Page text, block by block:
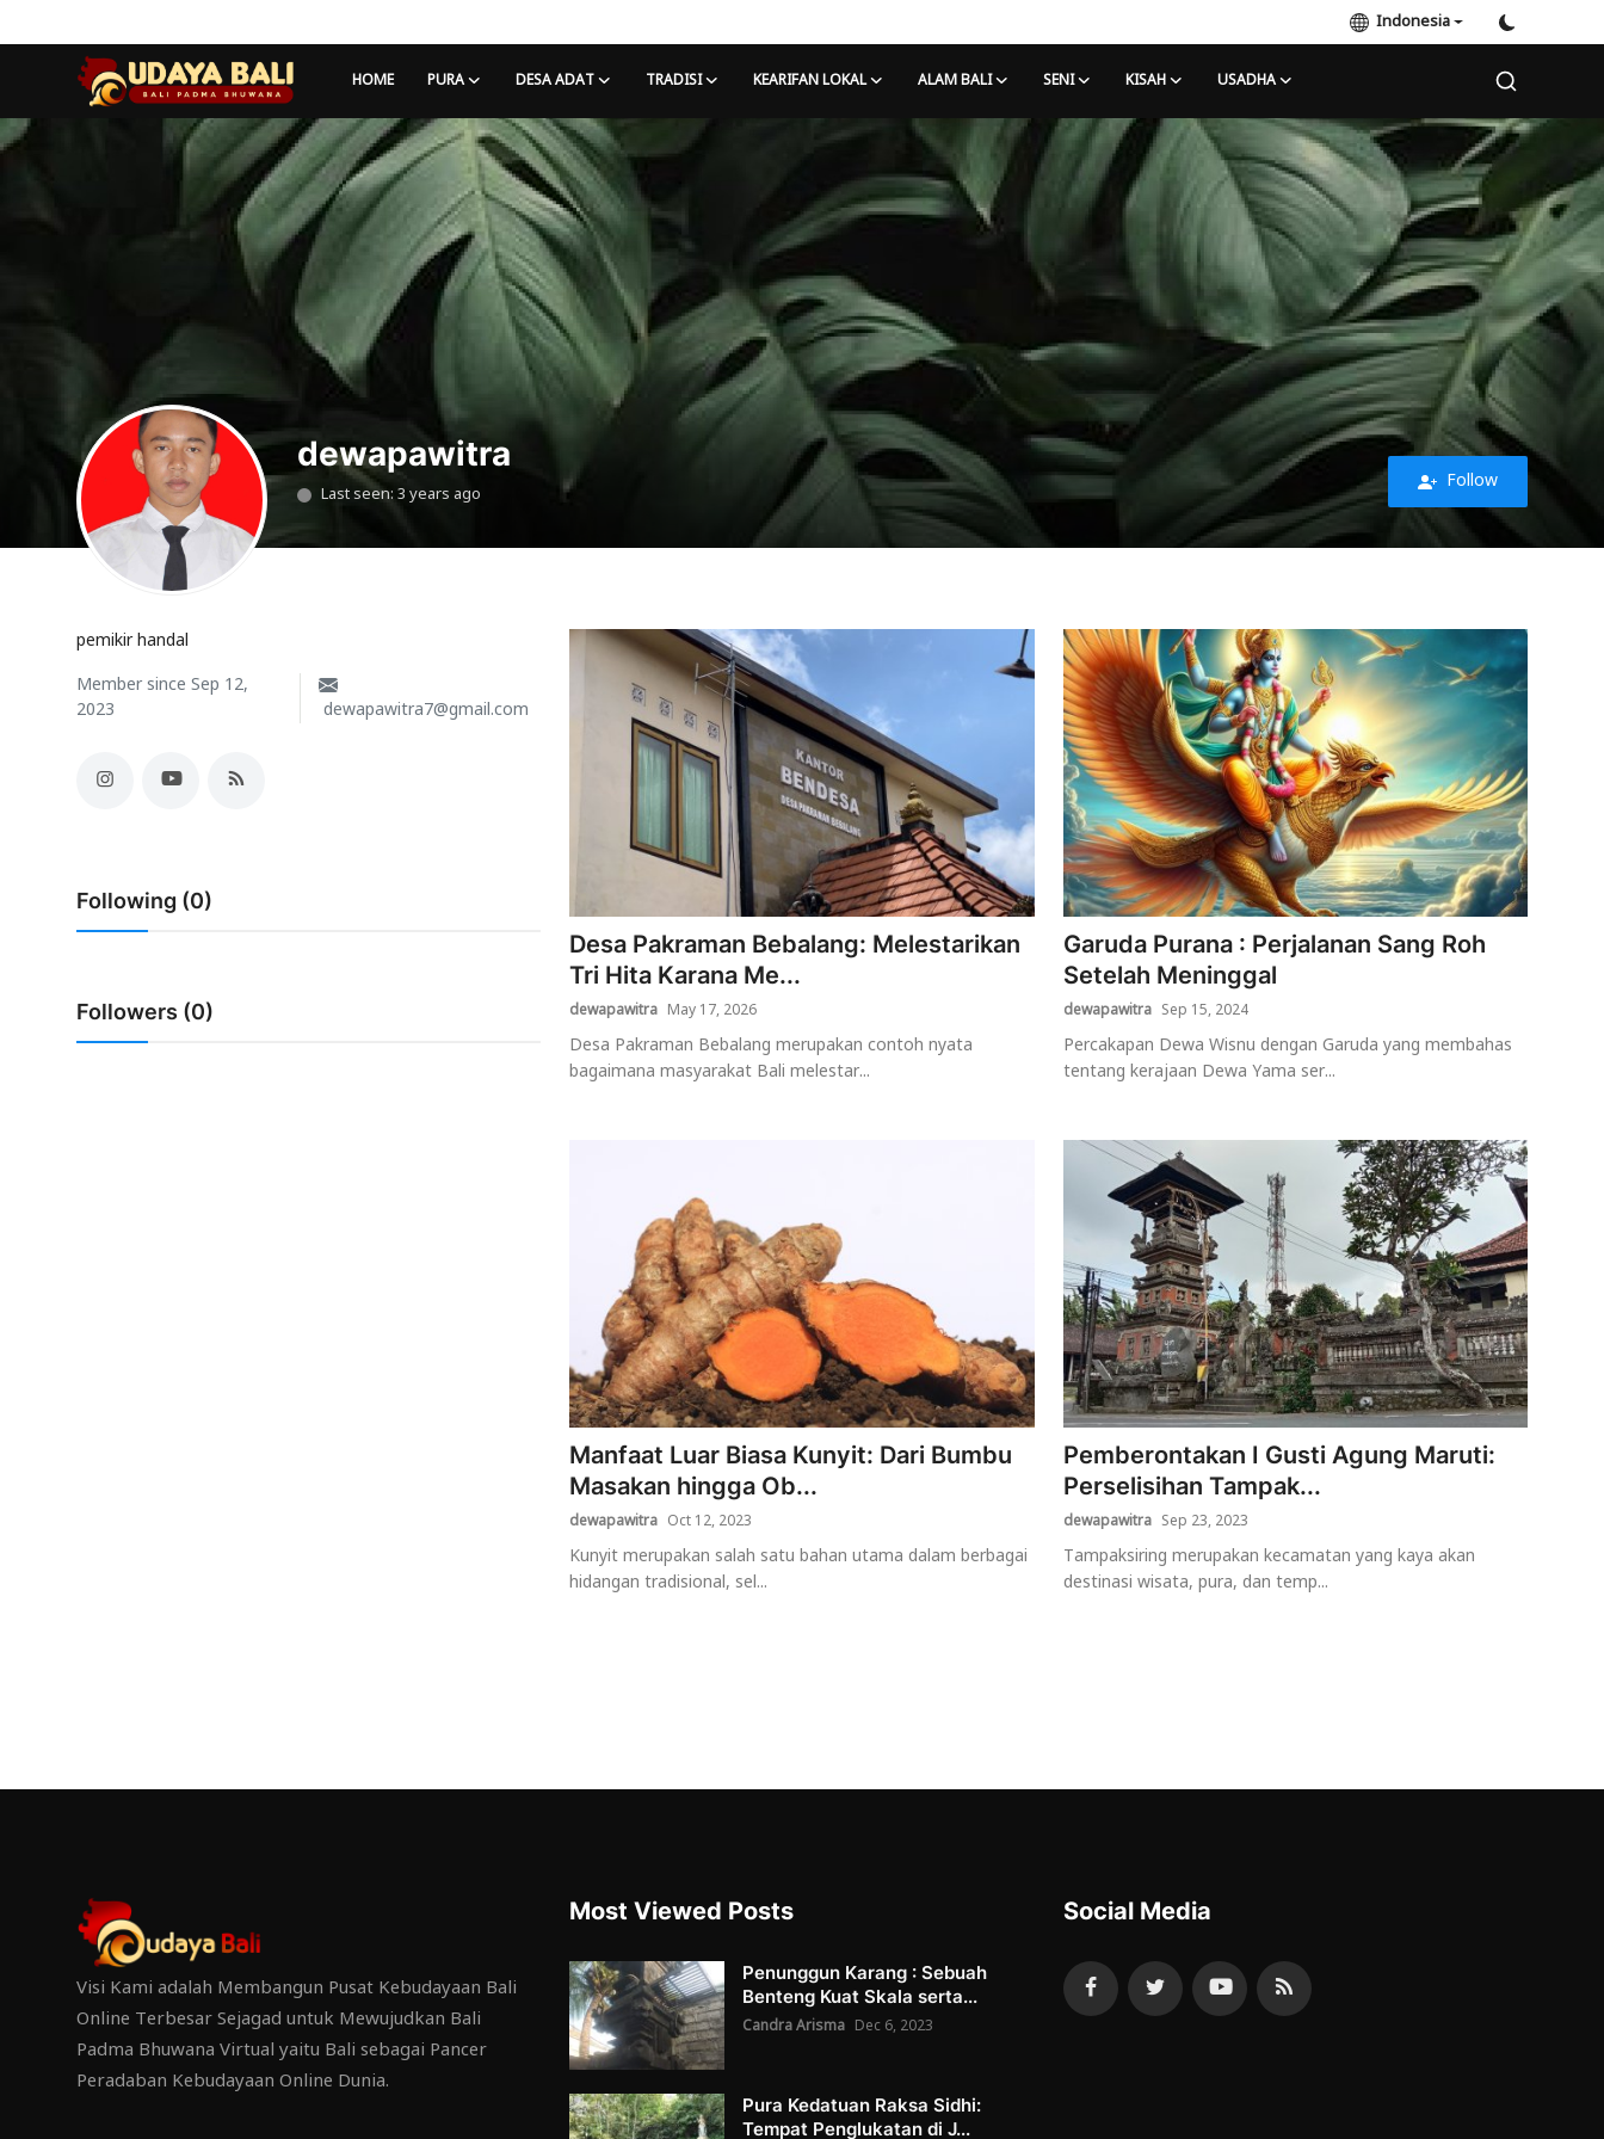
Indonesia
HOME PURA DESA ADAT TRADISI KEARIFAN LOKAL ALAM BALI SENI KISAH USADHA
Indonesia
dewapawitra
Last seen: 3 years ago Follow
pemikir handal
Member since Sep 12,
2023 dewapawitra7@gmail.com
Following (0)
Followers (0)
Desa Pakraman Bebalang: Melestarikan
Tri Hita Karana Me...
dewapawitra May 17, 2026
Desa Pakraman Bebalang merupakan contoh nyata
bagaimana masyarakat Bali melestar...
Garuda Purana : Perjalanan Sang Roh
Setelah Meninggal
dewapawitra Sep 15, 2024
Percakapan Dewa Wisnu dengan Garuda yang membahas
tentang kerajaan Dewa Yama ser...
Manfaat Luar Biasa Kunyit: Dari Bumbu
Masakan hingga Ob...
dewapawitra Oct 12, 2023
Kunyit merupakan salah satu bahan utama dalam berbagai
hidangan tradisional, sel...
Pemberontakan I Gusti Agung Maruti:
Perselisihan Tampak...
dewapawitra Sep 23, 2023
Tampaksiring merupakan kecamatan yang kaya akan
destinasi wisata, pura, dan temp...
Visi Kami adalah Membangun Pusat Kebudayaan Bali
Online Terbesar Sejagad untuk Mewujudkan Bali
Padma Bhuwana Virtual yaitu Bali sebagai Pancer
Peradaban Kebudayaan Online Dunia.
Most Viewed Posts
Penunggun Karang : Sebuah
Benteng Kuat Skala serta...
Candra Arisma Dec 6, 2023
Pura Kedatuan Raksa Sidhi:
Tempat Penglukatan di J...
Social Media